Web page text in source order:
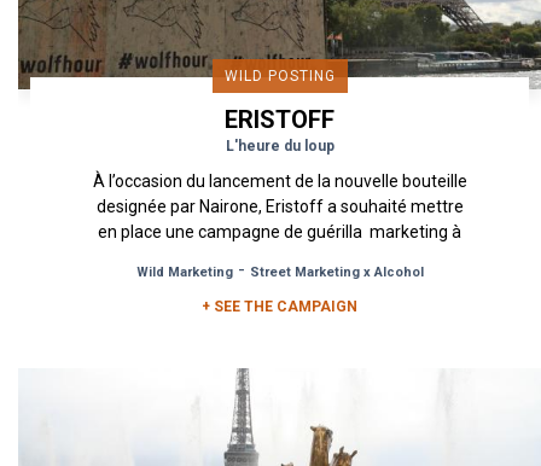
WILD POSTING
ERISTOFF
L'heure du loup
À l’occasion du lancement de la nouvelle bouteille
designée par Nairone, Eristoff a souhaité mettre
en place une campagne de guérilla marketing à
Wild Marketing- Street Marketing x Alcohol
+ SEE THE CAMPAIGN